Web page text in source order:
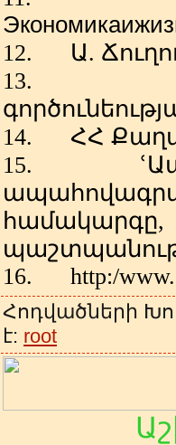
Экономикаи
12. Ա.
13.
14.
ՀՀ
15.
համակարգը
16.
http:/
Հոդվածների
է: root